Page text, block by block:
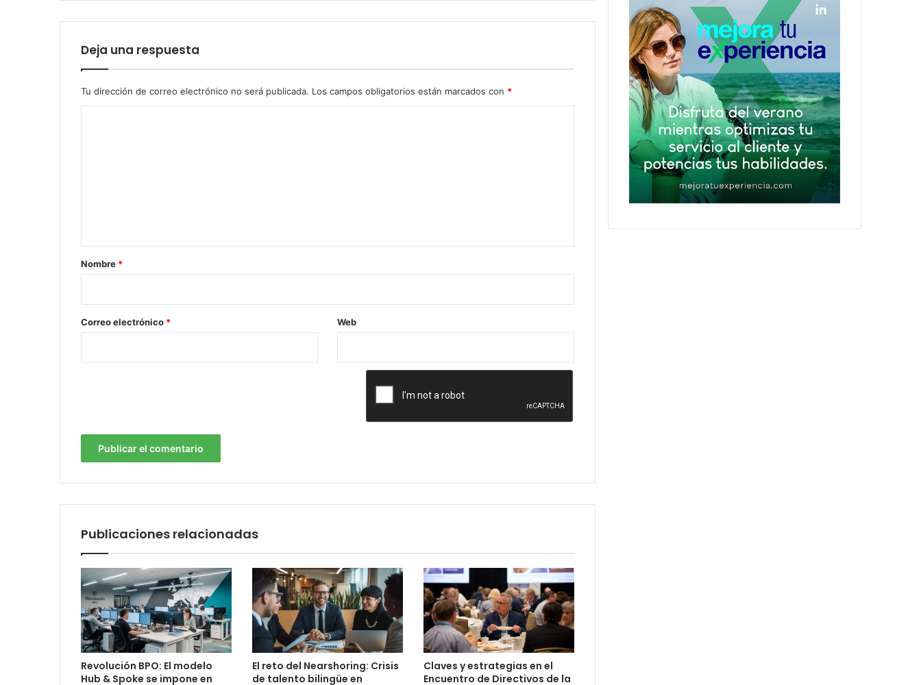
Deja una respuesta
Tu dirección de correo electrónico no será publicada. Los campos obligatorios están marcados con *
r
*
Nombre *
Correo electrónico * Web
Publicaciones relacionadas
Revolución BPO: El modelo
Hub & Spoke se impone en
El reto del Nearshoring: Crisis
de talento bilingüe en
Claves y estrategias en el
Encuentro de Directivos de la